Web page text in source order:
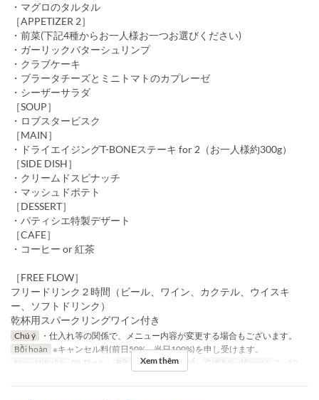
・マグロのタルタル
［APPETIZER 2］
・前菜(下記4種からお一人様お一つお選びください)
・ガーリックバターシュリンプ
・クラブケーキ
・ブラータチーズとミニトマトのカプレーゼ
・シーザーサラダ
［SOUP］
・ロブスタービスク
［MAIN］
・ドライエイジングT-BONEステーキ for 2（お一人様約300g）
［SIDE DISH］
・クリームドスピナッチ
・マッシュドポテト
［DESSERT］
・パティシエ特製デザート
［CAFE］
・コーヒー or 紅茶
［FREE FLOW］
フリードリンク２時間（ビール、ワイン、カクテル、ウイスキ
ー、ソフトドリンク）
乾杯用スパークリングワイン付き
Chú ý
・仕入れ等の関係で、メニュー内容が変更する場合もございます。
Bồi hoàn ※キャンセル料(前日50%、当日100%)を申し受けます。
Ngày Hiệu lực
08 Thg 6 ~ Bữa Bữa trưa, Bữa tối Giới hạn dặt món 2 ~ 10
Xem thêm